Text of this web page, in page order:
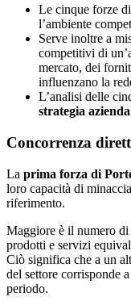
Le cinque forze
l’ambiente
Serve inoltre a
competitivi di
mercato, dei
influenzano la
L’analisi delle
strategia
Concorrenza
La prima forza di
loro capacità di
riferimento.
Maggiore è il numero
prodotti e servizi
Ciò significa che a un
del settore corrisponde
periodo.